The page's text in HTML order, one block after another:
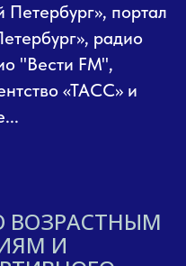
Петербург», портал
радио
"Вести FM",
«ТАСС» и
И